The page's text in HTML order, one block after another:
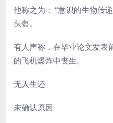
他称之为： “意识的生物传
头盔。
有人声称，在毕业论文发表
的飞机爆炸中丧生。
无人生还
未确认原因